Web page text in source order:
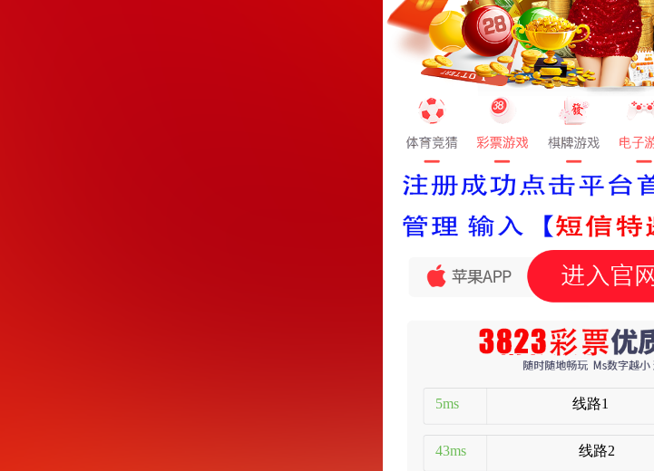
5ms 线路1
43ms 线路2